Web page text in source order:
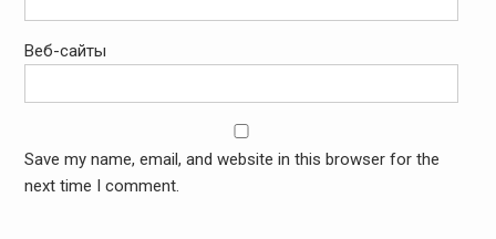
Веб-сайты
Save my name, email, and website in this browser for the
next time I comment.